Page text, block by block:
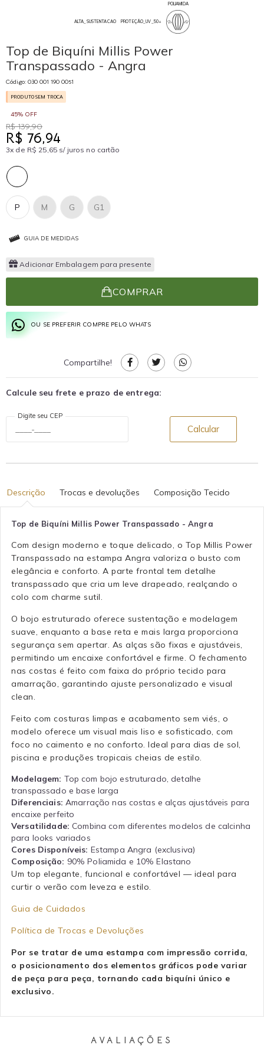
ALTA_SUSTENTACAO PROTEÇÃO_UV_50+
POLIAMIDA
Top de Biquíni Millis Power
Transpassado - Angra
Código: 030 001 190 0051
PRODUTO SEM TROCA
45% OFF
R$ 139,90
R$ 76,94
3x de R$ 25,65 s/ juros no cartão
P G1
G
M
GUIA DE MEDIDAS
Adicionar Embalagem para presente
COMPRAR
OU SE PREFERIR COMPRE PELO WHATS
Compartilhe!
Calcule seu frete e prazo de entrega:
Digite seu CEP
Calcular
Descrição Trocas e devoluções Composição Tecido
Top de Biquíni Millis Power Transpassado - Angra
Com design moderno e toque delicado, o Top Millis Power
Transpassado na estampa Angra valoriza o busto com
elegância e conforto. A parte frontal tem detalhe
transpassado que cria um leve drapeado, realçando o
colo com charme sutil.
O bojo estruturado oferece sustentação e modelagem
suave, enquanto a base reta e mais larga proporciona
segurança sem apertar. As alças são fixas e ajustáveis,
permitindo um encaixe confortável e firme. O fechamento
nas costas é feito com faixa do próprio tecido para
amarração, garantindo ajuste personalizado e visual
clean.
Feito com costuras limpas e acabamento sem viés, o
modelo oferece um visual mais liso e sofisticado, com
foco no caimento e no conforto. Ideal para dias de sol,
piscina e produções tropicais cheias de estilo.
Modelagem: Top com bojo estruturado, detalhe
transpassado e base larga
Diferenciais: Amarração nas costas e alças ajustáveis para
encaixe perfeito
Versatilidade: Combina com diferentes modelos de calcinha
para looks variados
Cores Disponíveis: Estampa Angra (exclusiva)
Composição: 90% Poliamida e 10% Elastano
Um top elegante, funcional e confortável — ideal para
curtir o verão com leveza e estilo.
Guia de Cuidados
Política de Trocas e Devoluções
Por se tratar de uma estampa com impressão corrida,
o posicionamento dos elementos gráficos pode variar
de peça para peça, tornando cada biquíni único e
exclusivo.
AVALIAÇÕES